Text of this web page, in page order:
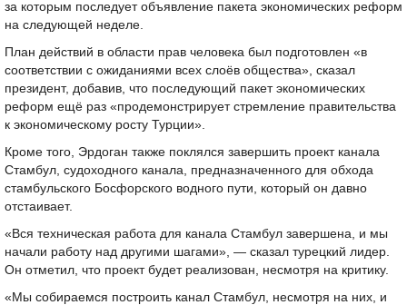
за которым последует объявление пакета экономических реформ
на следующей неделе.
План действий в области прав человека был подготовлен «в
соответствии с ожиданиями всех слоёв общества», сказал
президент, добавив, что последующий пакет экономических
реформ ещё раз «продемонстрирует стремление правительства
к экономическому росту Турции».
Кроме того, Эрдоган также поклялся завершить проект канала
Стамбул, судоходного канала, предназначенного для обхода
стамбульского Босфорского водного пути, который он давно
отстаивает.
«Вся техническая работа для канала Стамбул завершена, и мы
начали работу над другими шагами», — сказал турецкий лидер.
Он отметил, что проект будет реализован, несмотря на критику.
«Мы собираемся построить канал Стамбул, несмотря на них, и